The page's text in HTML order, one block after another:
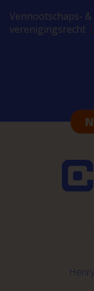
Vennootschaps- &
verenigingsrecht